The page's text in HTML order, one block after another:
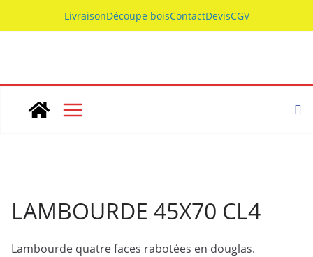
to
LivraisonDécoupe boisContactDevisCGV
LAMBOURDE 45X70 CL4
Lambourde quatre faces rabotées en douglas.